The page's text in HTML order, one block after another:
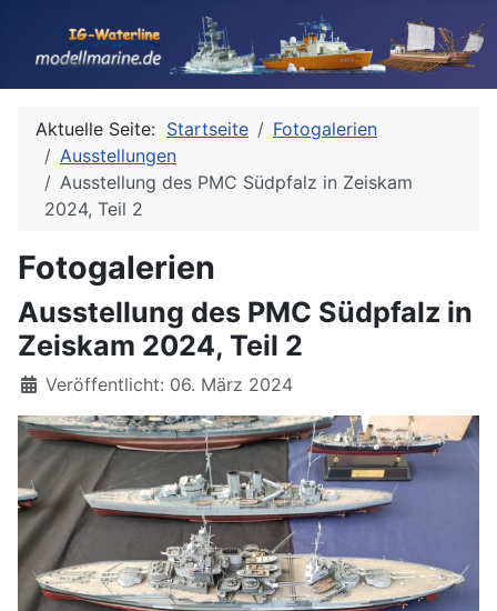
Aktuelle Seite: Startseite
Fotogalerien
Ausstellungen
Ausstellung des PMC Südpfalz in Zeiskam
2024, Teil 2
Fotogalerien
Ausstellung des PMC Südpfalz in
Zeiskam 2024, Teil 2
Details
Veröffentlicht: 06. März 2024